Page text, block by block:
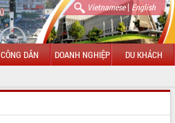
Vietnamese| English
CÔNG DÂN DOANH NGHIỆP DU KHÁCH